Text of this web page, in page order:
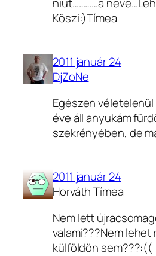
Köszi:)Tímea
2011 január 24
DjZoNe
Egészen véletelenül
éve áll anyukám
szekrényében, de
2011 január 24
Horváth Tímea
Nem lett
valami???Nem lehet
külföldön sem???:((